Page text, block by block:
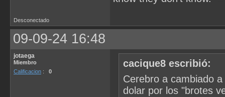
Desconectado
09-09-24 16:48
jotaega
Miembro
Calificacion : 0
cacique8 escribió:
Cerebro a cambiado
dolar por los "brotes